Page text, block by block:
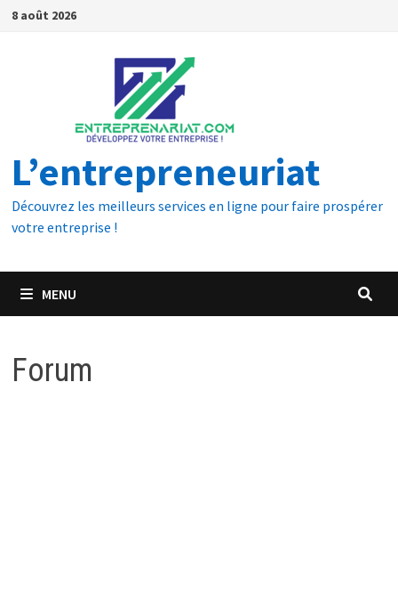
8 août 2026
L’entrepreneuriat
Découvrez les meilleurs services en ligne pour faire prospérer
votre entreprise !
MENU
Forum